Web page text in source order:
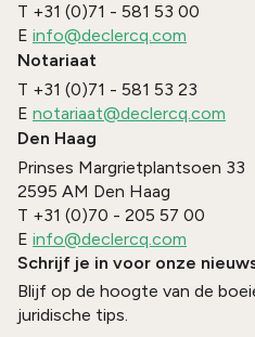
T +31 (0)71 - 581 53 00
E info@declercq.com
Notariaat
T +31 (0)71 - 581 53 23
E notariaat@declercq.com
Den Haag
Prinses Margrietplantsoen 33
2595 AM Den Haag
T +31 (0)70 - 205 57 00
E info@declercq.com
Schrijf je in voor onze
Blijf op de hoogte van de
juridische tips.